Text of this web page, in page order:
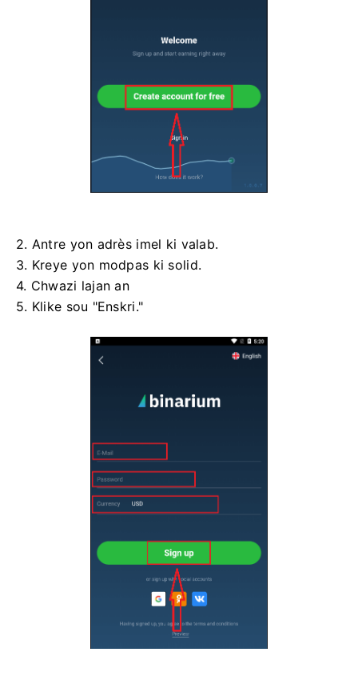
2. Antre yon adrès imel ki valab.
3. Kreye yon modpas ki solid.
4. Chwazi lajan an
5. Klike sou "Enskri."